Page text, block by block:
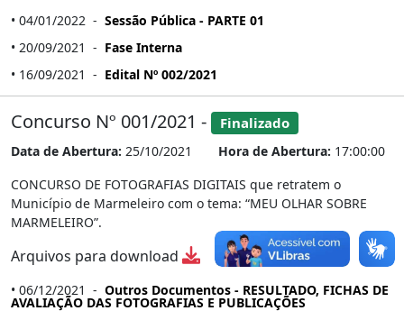
• 04/01/2022 - Sessão Pública - PARTE 01
• 20/09/2021 - Fase Interna
• 16/09/2021 - Edital Nº 002/2021
Concurso Nº 001/2021 - Finalizado
Data de Abertura: 25/10/2021 Hora de Abertura: 17:00:00
CONCURSO DE FOTOGRAFIAS DIGITAIS que retratem o
Município de Marmeleiro com o tema: “MEU OLHAR SOBRE
MARMELEIRO”.
Arquivos para download
• 06/12/2021 - Outros Documentos - RESULTADO, FICHAS DE
AVALIAÇÃO DAS FOTOGRAFIAS E PUBLICAÇÕES